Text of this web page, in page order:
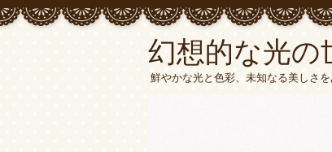
幻想的な光の
鮮やかな光と色彩、未知なる美しさを